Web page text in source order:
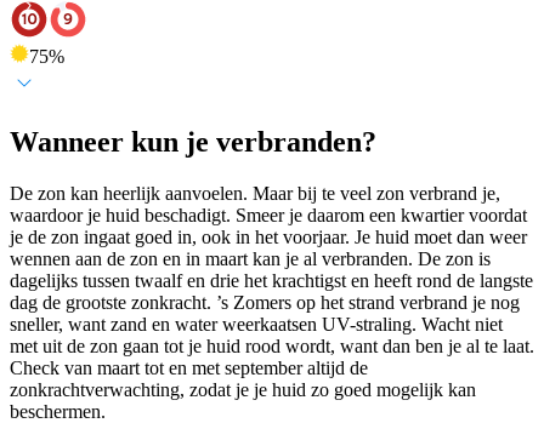
75%
Wanneer kun je verbranden?
De zon kan heerlijk aanvoelen. Maar bij te veel zon verbrand je,
waardoor je huid beschadigt. Smeer je daarom een kwartier voordat
je de zon ingaat goed in, ook in het voorjaar. Je huid moet dan weer
wennen aan de zon en in maart kan je al verbranden. De zon is
dagelijks tussen twaalf en drie het krachtigst en heeft rond de langste
dag de grootste zonkracht. ’s Zomers op het strand verbrand je nog
sneller, want zand en water weerkaatsen UV-straling. Wacht niet
met uit de zon gaan tot je huid rood wordt, want dan ben je al te laat.
Check van maart tot en met september altijd de
zonkrachtverwachting, zodat je je huid zo goed mogelijk kan
beschermen.